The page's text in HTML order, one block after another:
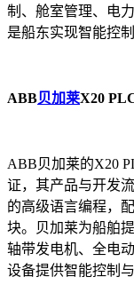
制、舱室管理、电
是船东实现智能控
ABB贝加莱X20
ABB贝加莱的X20
证，其产品与开发
的高级语言编程，
块。贝加莱为船舶
轴带发电机、全电
设备提供智能控制与